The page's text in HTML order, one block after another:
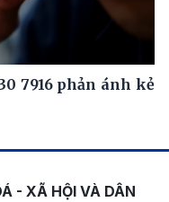
7916 phản ánh kẻ
- XÃ HỘI VÀ DÂN